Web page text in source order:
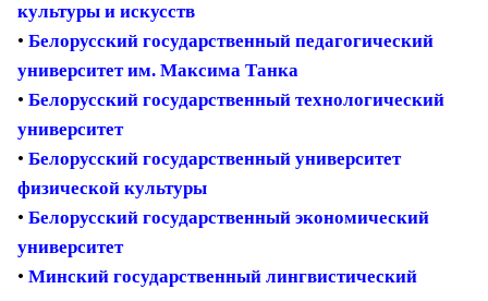
культуры и искусств
• Белорусский государственный педагогический
университет им. Максима Танка
• Белорусский государственный технологический
университет
• Белорусский государственный университет
физической культуры
• Белорусский государственный экономический
университет
• Минский государственный лингвистический